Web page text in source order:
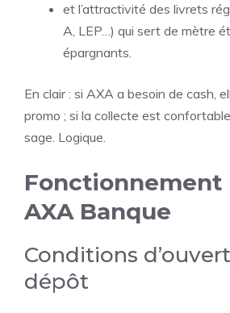
et l’attractivité des livrets
A, LEP…) qui sert de mètre
épargnants.
En clair : si AXA a besoin de cash,
promo ; si la collecte est
sage. Logique.
Fonctionnement
AXA Banque
Conditions
dépôt